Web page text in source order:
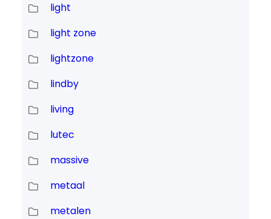
light
light zone
lightzone
lindby
living
lutec
massive
metaal
metalen